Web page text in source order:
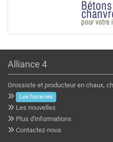
Alliance 4
Grossiste et producteur en chaux,
Les horaires
Les nouvelles
Plus d'informations
Contactez-nous